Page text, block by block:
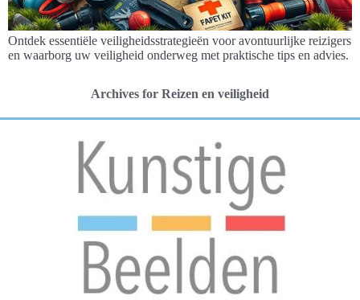
Ontdek essentiële veiligheidsstrategieën voor avontuurlijke reizigers
en waarborg uw veiligheid onderweg met praktische tips en advies.
Archives for Reizen en veiligheid